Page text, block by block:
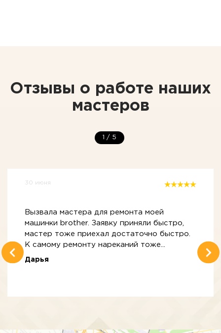
Отзывы о работе наших
мастеров
1 / 5
30 июня
Вызвала мастера для ремонта моей
машинки brother. Заявку приняли быстро,
мастер тоже приехал достаточно быстро.
К самому ремонту нареканий тоже...
Дарья